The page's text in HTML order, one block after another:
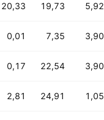
20,33 19,73 5,92
0,01 7,35 3,90
0,17 22,54 3,90
2,81 24,91 1,05